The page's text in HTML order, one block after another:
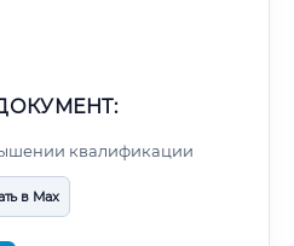
квалификации
в Max